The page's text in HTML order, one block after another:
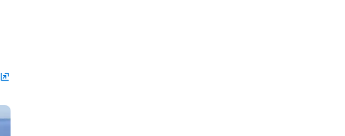
ungroup